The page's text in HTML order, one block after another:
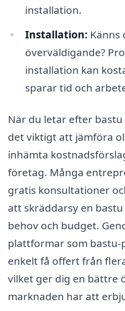
installation.
Installation: Känns
överväldigande?
installation kan
sparar tid och
När du letar efter
det viktigt att jämföra
inhämta
företag. Många
gratis konsultationer
att skräddarsy en
behov och budget.
plattformar som bastu-
enkelt få offert från
vilket ger dig en bättre
marknaden har att